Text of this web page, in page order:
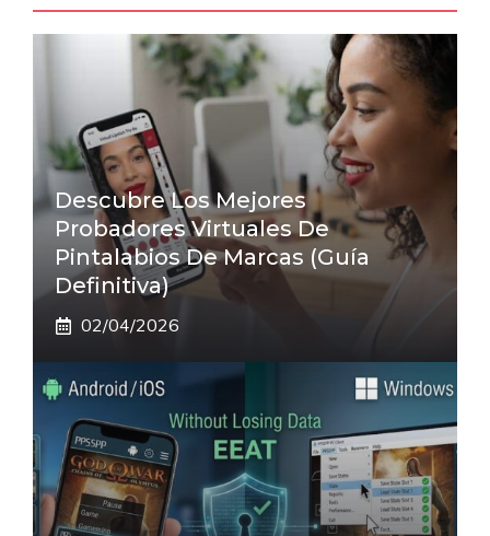
Descubre Los Mejores
Probadores Virtuales De
Pintalabios De Marcas (Guía
Definitiva)
02/04/2026